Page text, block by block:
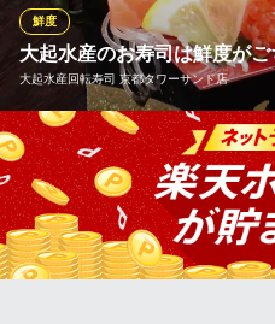
様々なシーンで当店自慢のお寿
寿司と居酒屋魚民 京都中央口
飲み放題豊富海鮮居酒屋
ＪＲ京都駅中央口 徒歩2分
京都府京都市下京区東洞院通塩小路下ル
大起水産のお寿司は鮮度が
大起水産回転寿司 京都タワーサンド店
鮮度
大起水産のお寿司は「鮮度がご
である鮮度を守るため、全国の
います。セリを飛ばすことで漁
た魚介をその日のうちに店舗へ
で素早くさばき、最も新鮮な状
す。